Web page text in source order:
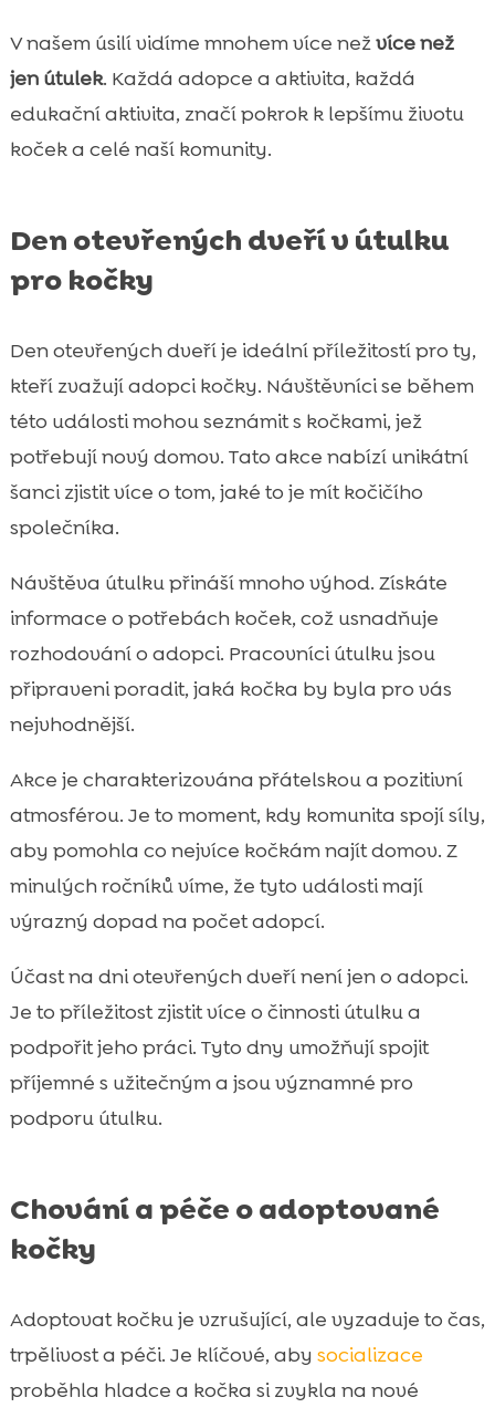
V našem úsilí vidíme mnohem více nežvíce než
jen útulek. Každá adopce a aktivita, každá
edukační aktivita, značí pokrok k lepšímu životu
koček a celé naší komunity.
Den otevřených dveří v útulku
pro kočky
Den otevřených dveří je ideální příležitostí pro ty,
kteří zvažují adopci kočky. Návštěvníci se během
této události mohou seznámit s kočkami, jež
potřebují nový domov. Tato akce nabízí unikátní
šanci zjistit více o tom, jaké to je mít kočičího
společníka.
Návštěva útulku přináší mnoho výhod. Získáte
informace o potřebách koček, což usnadňuje
rozhodování o adopci. Pracovníci útulku jsou
připraveni poradit, jaká kočka by byla pro vás
nejvhodnější.
Akce je charakterizována přátelskou a pozitivní
atmosférou. Je to moment, kdy komunita spojí síly,
aby pomohla co nejvíce kočkám najít domov. Z
minulých ročníků víme, že tyto události mají
výrazný dopad na počet adopcí.
Účast na dni otevřených dveří není jen o adopci.
Je to příležitost zjistit více o činnosti útulku a
podpořit jeho práci. Tyto dny umožňují spojit
příjemné s užitečným a jsou významné pro
podporu útulku.
Chování a péče o adoptované
kočky
Adoptovat kočku je vzrušující, ale vyzaduje to čas,
trpělivost a péči. Je klíčové, aby socializace
proběhla hladce a kočka si zvykla na nové